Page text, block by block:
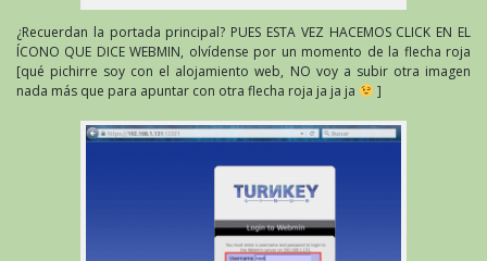
¿Recuerdan la portada principal? PUES ESTA VEZ HACEMOS CLICK EN EL
ÍCONO QUE DICE WEBMIN, olvídense por un momento de la flecha roja
[qué pichirre soy con el alojamiento web, NO voy a subir otra imagen
nada más que para apuntar con otra flecha roja ja ja ja
]